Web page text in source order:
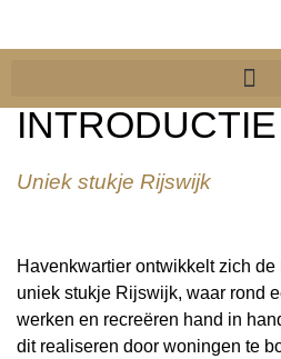
INTRODUCTIE
Uniek stukje Rijswijk
Havenkwartier ontwikkelt zich
uniek stukje Rijswijk, waar rond
werken en recreëren hand in
dit realiseren door woningen te